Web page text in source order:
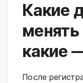
Какие
менять
какие
После